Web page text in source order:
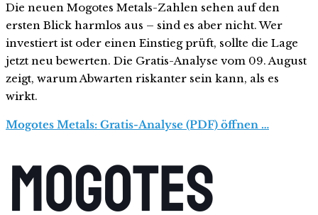
Die neuen Mogotes Metals-Zahlen sehen auf den
ersten Blick harmlos aus – sind es aber nicht. Wer
investiert ist oder einen Einstieg prüft, sollte die Lage
jetzt neu bewerten. Die Gratis-Analyse vom 09. August
zeigt, warum Abwarten riskanter sein kann, als es
wirkt.
Mogotes Metals: Gratis-Analyse (PDF) öffnen …